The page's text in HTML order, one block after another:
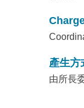
產生方
由所長